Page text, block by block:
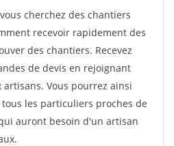
cherchez des chantiers
recevoir rapidement des
des chantiers. Recevez
de devis en rejoignant
Vous pourrez ainsi
les particuliers proches de
auront besoin d'un artisan